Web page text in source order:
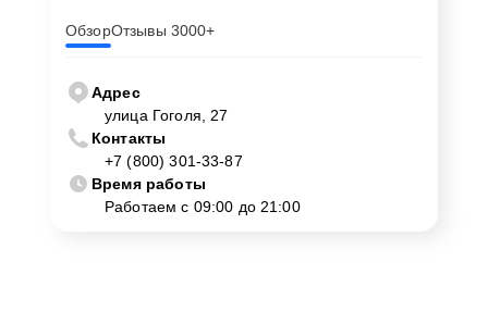
ОбзорОтзывы 3000+
Адрес
улица Гоголя, 27
Контакты
+7 (800) 301-33-87
Время работы
Работаем с 09:00 до 21:00